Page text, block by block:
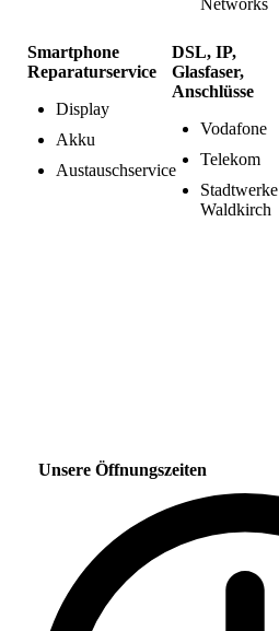
Networks
Smartphone
Reparaturservice
Display
Akku
Austauschservice
DSL, IP,
Glasfaser,
Anschlüsse
Vodafone
Telekom
Stadtwerke
Waldkirch
Unsere Öffnungszeiten